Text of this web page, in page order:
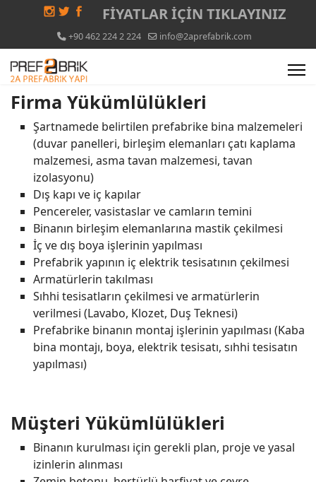
FİYATLAR İÇİN TIKLAYINIZ
+90 462 224 2 224 info@2aprefabrik.com
Firma Yükümlülükleri
Şartnamede belirtilen prefabrike bina malzemeleri
(duvar panelleri, birleşim elemanları çatı kaplama
malzemesi, asma tavan malzemesi, tavan
izolasyonu)
Dış kapı ve iç kapılar
Pencereler, vasistaslar ve camların temini
Binanın birleşim elemanlarına mastik çekilmesi
İç ve dış boya işlerinin yapılması
Prefabrik yapının iç elektrik tesisatının çekilmesi
Armatürlerin takılması
Sıhhi tesisatların çekilmesi ve armatürlerin
verilmesi (Lavabo, Klozet, Duş Teknesi)
Prefabrike binanın montaj işlerinin yapılması (Kaba
bina montajı, boya, elektrik tesisatı, sıhhi tesisatın
yapılması)
Müşteri Yükümlülükleri
Binanın kurulması için gerekli plan, proje ve yasal
izinlerin alınması